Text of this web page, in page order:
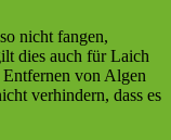
nicht fangen,
dies auch für Laich
von Algen
verhindern, dass es